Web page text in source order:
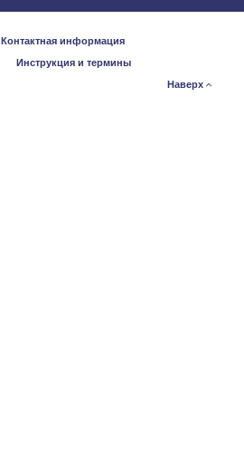
Контактная информация
Инструкция и термины
Наверх